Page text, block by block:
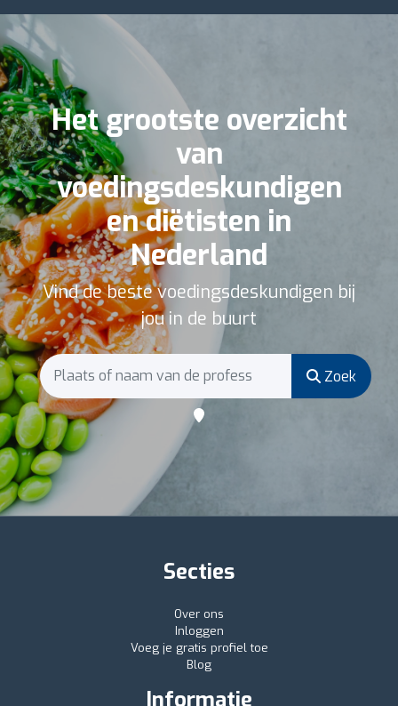
Het grootste overzicht
van
voedingsdeskundigen
en diëtisten in
Nederland
Vind de beste voedingsdeskundigen bij
jou in de buurt
Zoek
Secties
Over ons
Inloggen
Voeg je gratis profiel toe
Blog
Informatie